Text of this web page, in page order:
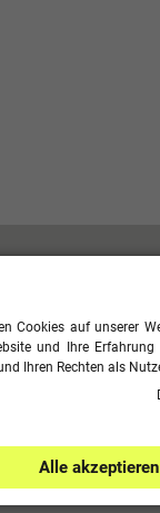
Cookies auf unserer
und Ihre
Ihren Rechten als
Alle akzeptieren